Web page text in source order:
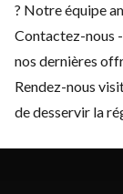
? Notre équipe
Contactez-nous
nos dernières
Rendez-nous
de desservir la